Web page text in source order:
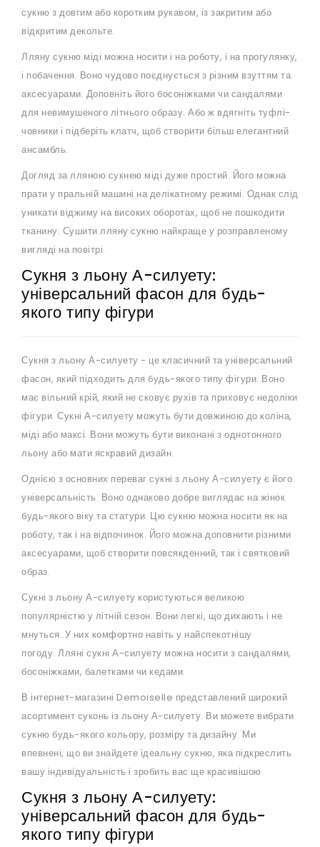
сукню з довгим або коротким рукавом, із закритим або
відкритим декольте.
Лляну сукню міді можна носити і на роботу, і на прогулянку,
і побачення. Воно чудово поєднується з різним взуттям та
аксесуарами. Доповніть його босоніжками чи сандалями
для невимушеного літнього образу. Або ж вдягніть туфлі-
човники і підберіть клатч, щоб створити більш елегантний
ансамбль.
Догляд за лляною сукнею міді дуже простий. Його можна
прати у пральній машині на делікатному режимі. Однак слід
уникати віджиму на високих оборотах, щоб не пошкодити
тканину. Сушити лляну сукню найкраще у розправленому
вигляді на повітрі.
Сукня з льону А-силуету:
універсальний фасон для будь-
якого типу фігури
Сукня з льону А-силуету - це класичний та універсальний
фасон, який підходить для будь-якого типу фігури. Воно
має вільний крій, який не сковує рухів та приховує недоліки
фігури. Сукні А-силуету можуть бути довжиною до коліна,
міді або максі. Вони можуть бути виконані з однотонного
льону або мати яскравий дизайн.
Однією з основних переваг сукні з льону А-силуету є його
універсальність. Воно однаково добре виглядає на жінок
будь-якого віку та статури. Цю сукню можна носити як на
роботу, так і на відпочинок. Його можна доповнити різними
аксесуарами, щоб створити повсякденний, так і святковий
образ.
Сукні з льону А-силуету користуються великою
популярністю у літній сезон. Вони легкі, що дихають і не
мнуться. У них комфортно навіть у найспекотнішу
погоду. Лляні сукні А-силуету можна носити з сандалями,
босоніжками, балетками чи кедами.
В інтернет-магазині Demoiselle представлений широкий
асортимент суконь із льону А-силуету. Ви можете вибрати
сукню будь-якого кольору, розміру та дизайну. Ми
впевнені, що ви знайдете ідеальну сукню, яка підкреслить
вашу індивідуальність і зробить вас ще красивішою.
Сукня з льону А-силуету:
універсальний фасон для будь-
якого типу фігури